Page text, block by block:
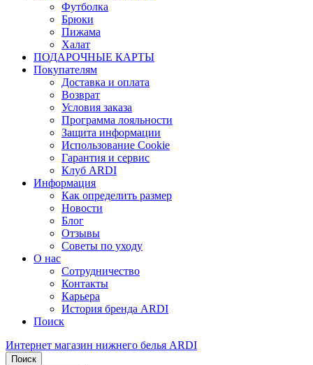
Футболка
Брюки
Пижама
Халат
ПОДАРОЧНЫЕ КАРТЫ
Покупателям
Доставка и оплата
Возврат
Условия заказа
Программа лояльности
Защита информации
Использование Cookie
Гарантия и сервис
Клуб ARDI
Информация
Как определить размер
Новости
Блог
Отзывы
Советы по уходу
О нас
Сотрудничество
Контакты
Карьера
История бренда ARDI
Поиск
Интернет магазин нижнего белья ARDI
Поиск